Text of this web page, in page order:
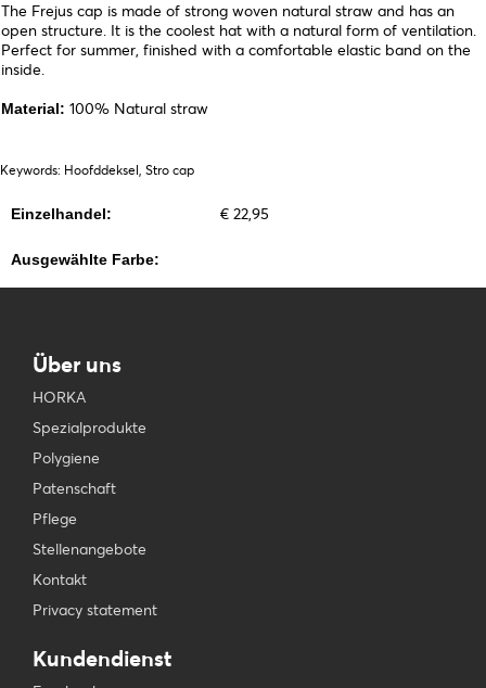
The Frejus cap is made of strong woven natural straw and has an
open structure. It is the coolest hat with a natural form of ventilation.
Perfect for summer, finished with a comfortable elastic band on the
inside.
Material: 100% Natural straw
Keywords: Hoofddeksel, Stro cap
Einzelhandel: € 22,95
Ausgewählte Farbe:
Über uns
HORKA
Spezialprodukte
Polygiene
Patenschaft
Pflege
Stellenangebote
Kontakt
Privacy statement
Kundendienst